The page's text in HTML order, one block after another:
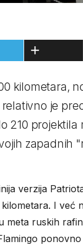
kilometara,
je
210 projektila
zapadnih
verzija
I već
meta ruskih